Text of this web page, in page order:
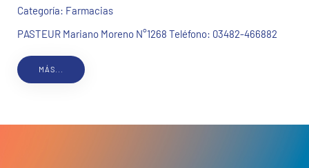
Categoría: Farmacias
PASTEUR Mariano Moreno N°1268 Teléfono: 03482-466882
MÁS...